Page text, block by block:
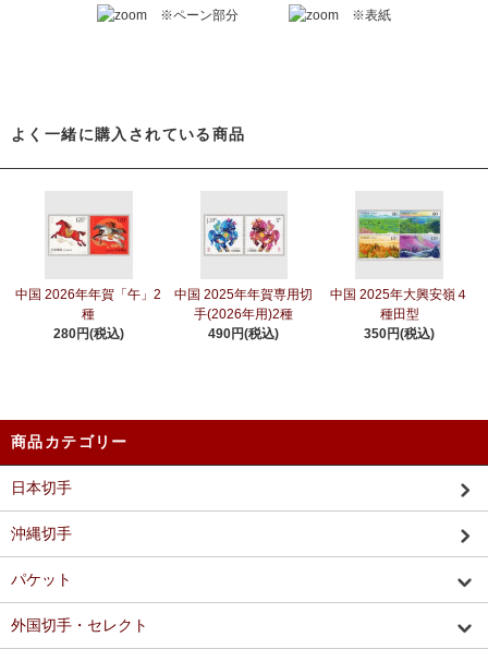
※ペーン部分 ※表紙
よく一緒に購入されている商品
中国 2026年年賀「午」2
種
280円(税込)
中国 2025年年賀専用切
手(2026年用)2種
490円(税込)
中国 2025年大興安嶺４
種田型
350円(税込)
商品カテゴリー
日本切手
沖縄切手
パケット
外国切手・セレクト